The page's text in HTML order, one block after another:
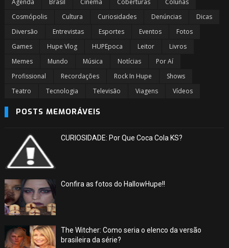
Agenda Brasil Cinema Coberturas
Colunas
Cosmópolis
Cultura Curiosidades Denúncias
Dicas
Diversão
Entrevistas Esportes Eventos
Fotos
Games
Hupe Vlog HUPEpoca Leitor
Livros
Memes
Mundo Música Notícias
Por Aí
Profissional
Recordações Rock In Hupe
Shows
Teatro
Tecnologia Televisão Viagens Vídeos
POSTS MEMORÁVEIS
CURIOSIDADE: Por Que Coca Cola KS?
Confira as fotos do HallowHupe!!
The Witcher: Como seria o elenco da versão
brasileira da série?